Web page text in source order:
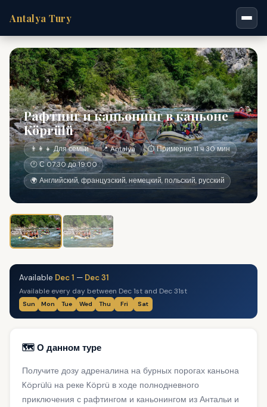
Antalya Tury
Рафтинг и каньонинг в каньоне
Köprülü
👨‍👩‍👧 Для семьи 📍 Antalya
⏱ Примерно 11 ч 30 мин
🕐 С 07:30 до 19:00
🌍 Английский, французский, немецкий, польский, русский
Available Dec 1 — Dec 31
Available every day between Dec 1st and Dec 31st
Sun Mon Tue Wed Thu Fri Sat
🗺️ О данном туре
Получите дозу адреналина на бурных порогах каньона
Köprülü на реке Köprü в ходе полнодневного
приключения с рафтингом и каньонингом из Антальи и